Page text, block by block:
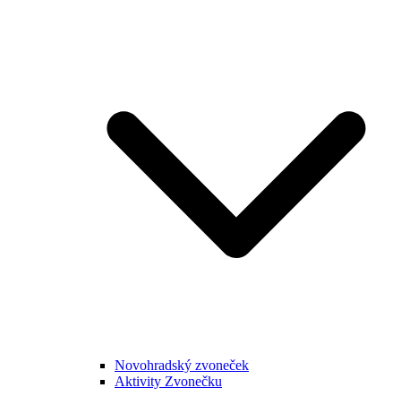
Novohradský zvoneček
Aktivity Zvonečku